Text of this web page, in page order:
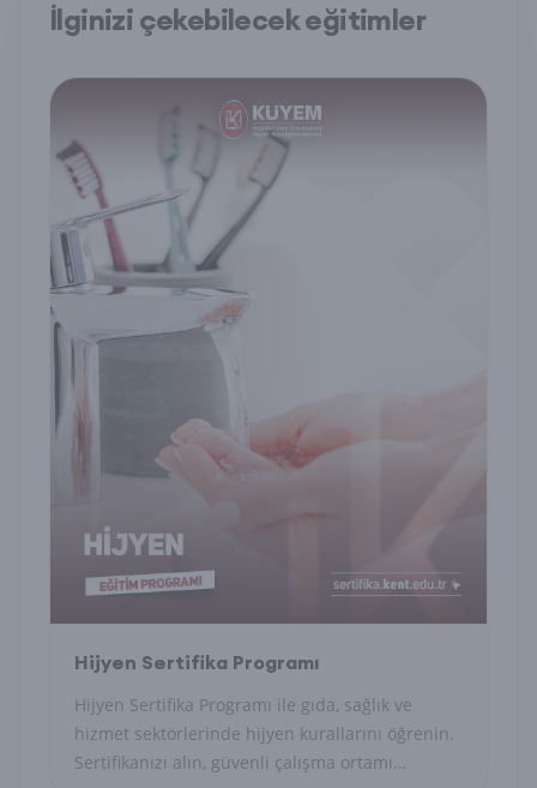
İlginizi çekebilecek eğitimler
Hijyen Sertifika Programı
Hijyen Sertifika Programı ile gıda, sağlık ve
hizmet sektörlerinde hijyen kurallarını öğrenin.
Sertifikanızı alın, güvenli çalışma ortamı